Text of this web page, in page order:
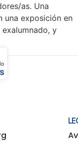
as. Una
una exposición en
y